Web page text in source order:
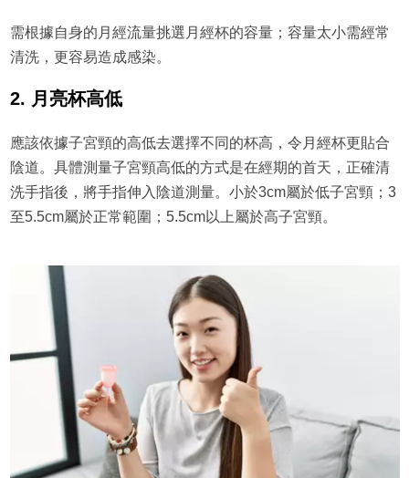
需根據自身的月經流量挑選月經杯的容量；容量太小需經常
清洗，更容易造成感染。
2. 月亮杯高低
應該依據子宮頸的高低去選擇不同的杯高，令月經杯更貼合
陰道。具體測量子宮頸高低的方式是在經期的首天，正確清
洗手指後，將手指伸入陰道測量。小於3cm屬於低子宮頸；3
至5.5cm屬於正常範圍；5.5cm以上屬於高子宮頸。